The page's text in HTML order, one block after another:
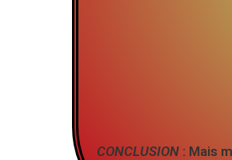
CONCLUSION : Mais